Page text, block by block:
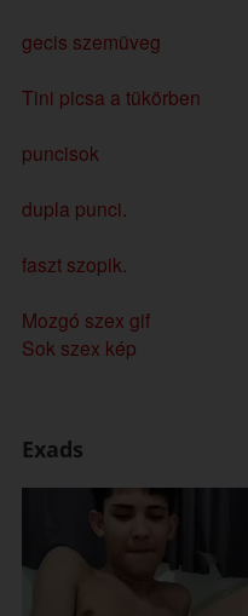
gecis szemüveg
Tini picsa a tükörben
puncisok
dupla punci.
faszt szopik.
Mozgó szex gif
Sok szex kép
Exads